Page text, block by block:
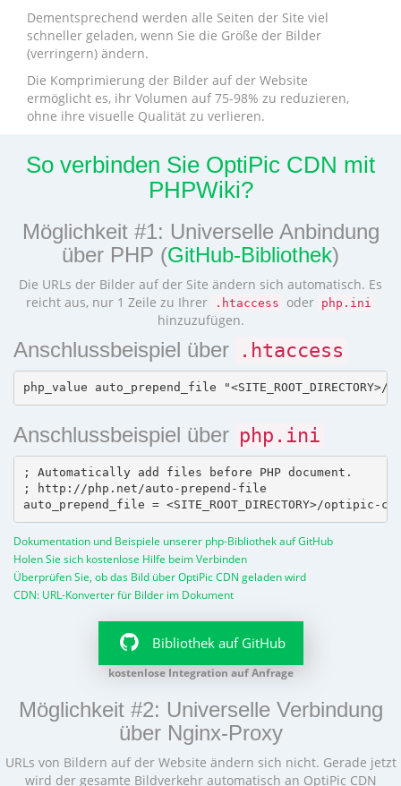
Dementsprechend werden alle Seiten der Site viel
schneller geladen, wenn Sie die Größe der Bilder
(verringern) ändern.
Die Komprimierung der Bilder auf der Website
ermöglicht es, ihr Volumen auf 75-98% zu reduzieren,
ohne ihre visuelle Qualität zu verlieren.
So verbinden Sie OptiPic CDN mit
PHPWiki?
Möglichkeit #1: Universelle Anbindung
über PHP (GitHub-Bibliothek)
Die URLs der Bilder auf der Site ändern sich automatisch. Es
reicht aus, nur 1 Zeile zu Ihrer
.htaccess oder php.ini
hinzuzufügen.
Anschlussbeispiel über .htaccess
Anschlussbeispiel über php.ini
; Automatically add files before PHP document.
; http://php.net/auto-prepend-file
Dokumentation und Beispiele unserer php-Bibliothek auf GitHub
Holen Sie sich kostenlose Hilfe beim Verbinden
Überprüfen Sie, ob das Bild über OptiPic CDN geladen wird
CDN: URL-Konverter für Bilder im Dokument
Bibliothek auf GitHub
kostenlose Integration auf Anfrage
Möglichkeit #2: Universelle Verbindung
über Nginx-Proxy
URLs von Bildern auf der Website ändern sich nicht. Gerade jetzt
wird der gesamte Bildverkehr automatisch an OptiPic CDN